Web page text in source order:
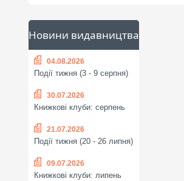
Новини видавництва
04.08.2026
Події тижня (3 - 9 серпня)
30.07.2026
Книжкові клуби: серпень
21.07.2026
Події тижня (20 - 26 липня)
09.07.2026
Книжкові клуби: липень